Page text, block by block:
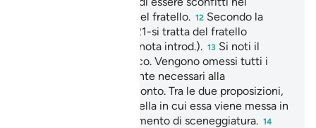
paragone con le virtù del fratello. 12 Secondo la
Bibbia (Genesi xxxvII, 21-si tratta del fratello
maggiore Ruben (vedi nota introd.). 13 Si noti il
particolare stile coranico. Vengono omessi tutti i
dettagli non strettamente necessari alla
comprensione del racconto. Tra le due proposizioni,
quella della trama e quella in cui essa viene messa in
atto non vi è alcun elemento di sceneggiatura. 14